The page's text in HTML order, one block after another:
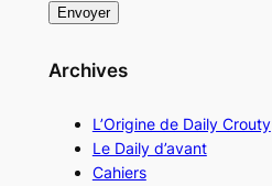
Archives
L’Origine de Daily Crouty
Le Daily d’avant
Cahiers